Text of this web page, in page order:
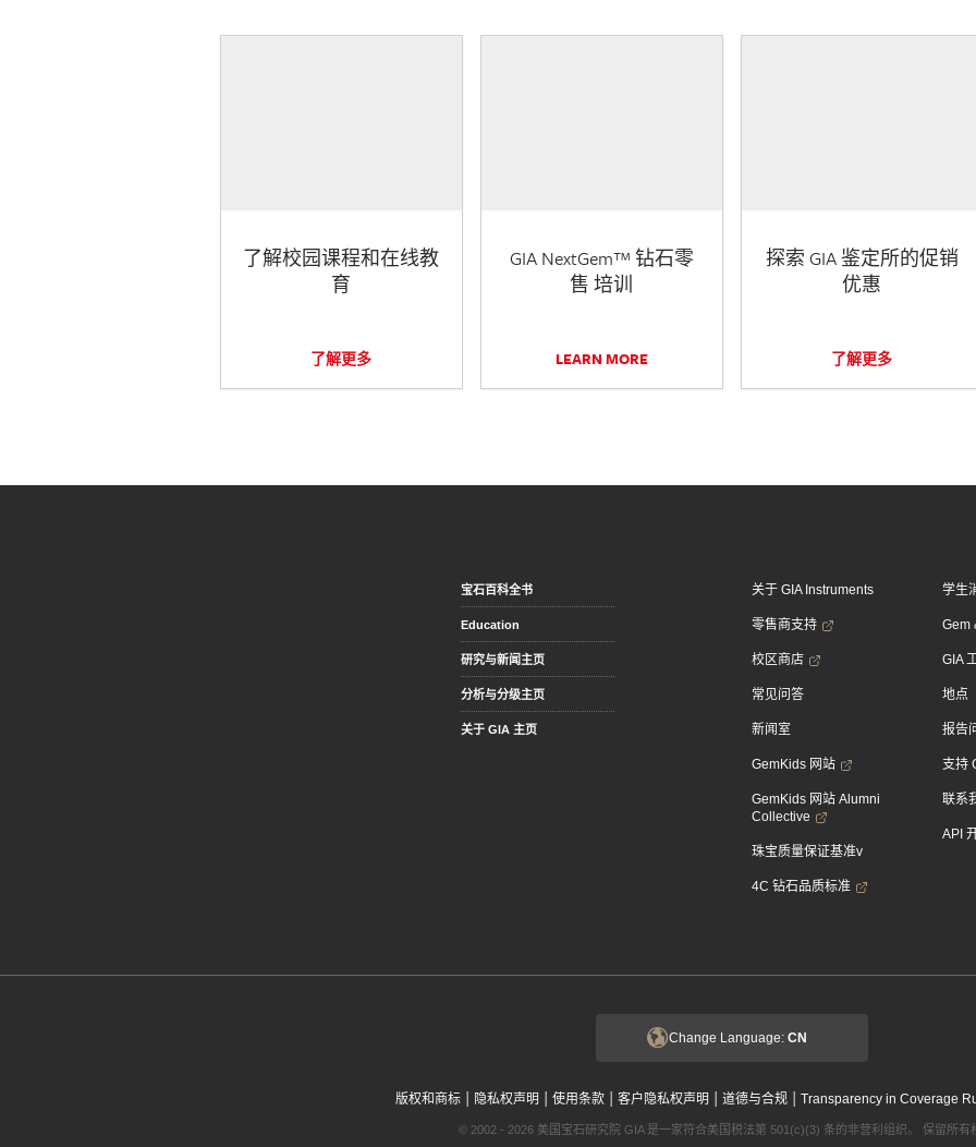
了解校园课程和在线教
育
了解更多
GIA NextGem™ 钻石零
售 培训
LEARN MORE
探索 GIA 鉴定所的促销
优惠
了解更多
宝石百科全书
Education
研究与新闻主页
分析与分级主页
关于 GIA 主页
关于 GIA Instruments
零售商支持
校区商店
常见问答
新闻室
GemKids 网站
GemKids 网站 Alumni
Collective
珠宝质量保证基准v
4C 钻石品质标准
学生
Gem
GIA
地点
报告
支持
联系
API
Change Language: CN
版权和商标 | 隐私权声明 | 使用条款 | 客户隐私权声明 | 道德与合规 | Transparency in Coverage
© 2002 - 2026 美国宝石研究院 GIA 是一家符合美国税法第 501(c)(3) 条的非营利组织。 保留所有